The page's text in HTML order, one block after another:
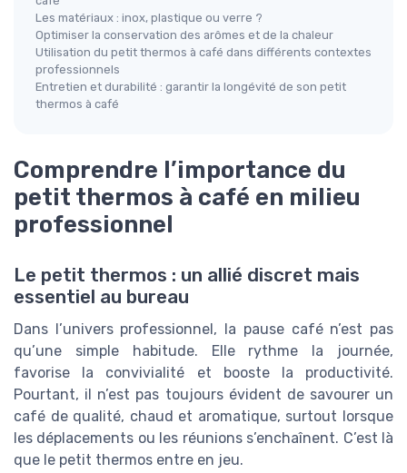
Les matériaux : inox, plastique ou verre ?
Optimiser la conservation des arômes et de la chaleur
Utilisation du petit thermos à café dans différents contextes
professionnels
Entretien et durabilité : garantir la longévité de son petit
thermos à café
Comprendre l’importance du
petit thermos à café en milieu
professionnel
Le petit thermos : un allié discret mais
essentiel au bureau
Dans l’univers professionnel, la pause café n’est pas
qu’une simple habitude. Elle rythme la journée,
favorise la convivialité et booste la productivité.
Pourtant, il n’est pas toujours évident de savourer un
café de qualité, chaud et aromatique, surtout lorsque
les déplacements ou les réunions s’enchaînent. C’est là
que le petit thermos entre en jeu.